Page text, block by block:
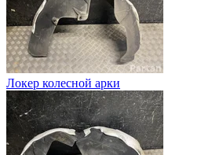
Локер колесной арки